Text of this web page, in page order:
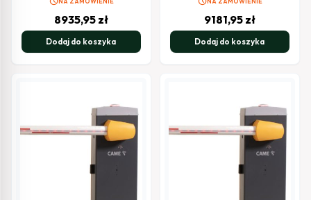
8935,95 zł
Dodaj do koszyka
9181,95 zł
Dodaj do koszyka